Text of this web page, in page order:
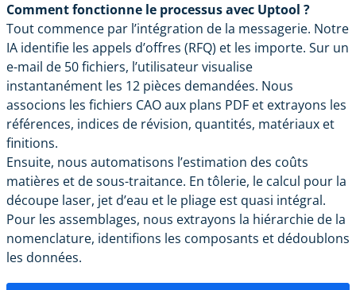
Comment fonctionne le processus avec Uptool ?
Tout commence par l’intégration de la messagerie. Notre
IA identifie les appels d’offres (RFQ) et les importe. Sur un
e-mail de 50 fichiers, l’utilisateur visualise
instantanément les 12 pièces demandées. Nous
associons les fichiers CAO aux plans PDF et extrayons les
références, indices de révision, quantités, matériaux et
finitions.
Ensuite, nous automatisons l’estimation des coûts
matières et de sous-traitance. En tôlerie, le calcul pour la
découpe laser, jet d’eau et le pliage est quasi intégral.
Pour les assemblages, nous extrayons la hiérarchie de la
nomenclature, identifions les composants et dédoublons
les données.